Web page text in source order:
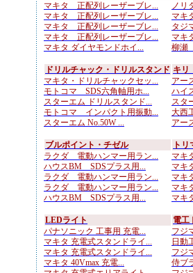
マキタ 正配列レーザーブレ...
マキタ 正配列レーザーブレ...
マキタ 正配列レーザーブレ...
マキタ 正配列レーザーブレ...
マキタ ダイヤモンドホイ...
ノリ
マキ
タジ
マキ
柳瀬
ドリルチャック・ドリルスタンド
マキタ・ドリルチャックセッ...
モトコマ SDS六角軸用ホ...
スターエム ドリルスタンド...
モトコマ インパクト用振動...
スターエム No.50W ...
キリ
アー
ハイ
スタ
大西
アー
ブルポイント・チゼル
ラクダ 電動ハンマー用ラン...
ハウスBM SDSプラス用...
ラクダ 電動ハンマー用ラン...
ラクダ 電動ハンマー用ラン...
ハウスBM SDSプラス用...
ト
マキ
マキ
マキ
マキ
マキ
LEDライト
パナソニック 工事用 充電...
マキタ 充電式スタンドライ...
マキタ 充電式スタンドライ...
マキタ 40Vmax 充電...
電工
フジ
日動
フジ
侍ブ